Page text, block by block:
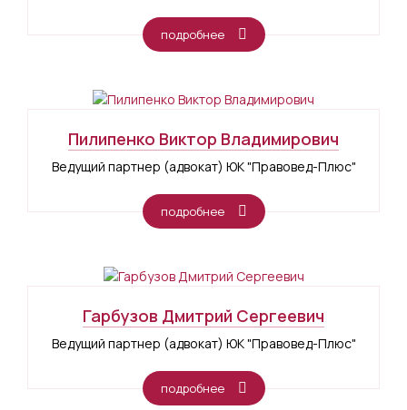
подробнее
Пилипенко Виктор Владимирович
Ведущий партнер (адвокат) ЮК "Правовед-Плюс"
подробнее
Гарбузов Дмитрий Сергеевич
Ведущий партнер (адвокат) ЮК "Правовед-Плюс"
подробнее